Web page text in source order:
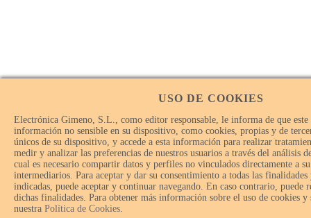
USO DE COOKIES
Electrónica Gimeno, S.L., como editor responsable, le informa de que este
información no sensible en su dispositivo, como cookies, propias y de
únicos de su dispositivo, y accede a esta información para realizar
medir y analizar las preferencias de nuestros usuarios a través del análisis
cual es necesario compartir datos y perfiles no vinculados directamente a
intermediarios. Para aceptar y dar su consentimiento a todas las
indicadas, puede aceptar y continuar navegando. En caso contrario, puede
dichas finalidades. Para obtener más información sobre el uso de cookies y
nuestra Política de Cookies.